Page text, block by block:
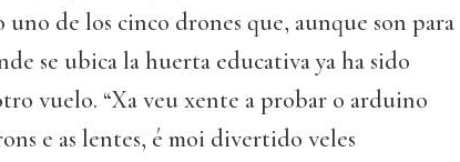
uno de los cinco drones que, aunque son para
se ubica la huerta educativa ya ha sido
vuelo. “Xa veu xente a probar o arduino
e as lentes, é moi divertido veles